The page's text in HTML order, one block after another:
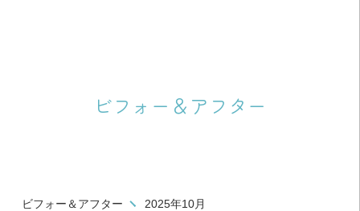
ビフォー＆アフター
ビフォー＆アフター 2025年10月